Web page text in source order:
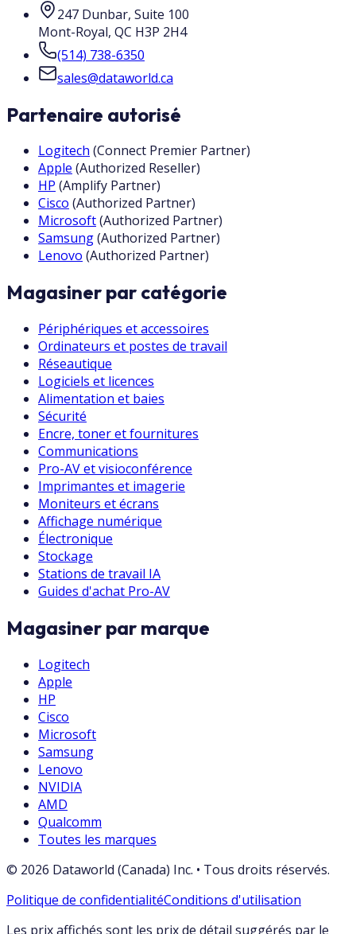
247 Dunbar, Suite 100
Mont-Royal, QC H3P 2H4
(514) 738-6350
sales@dataworld.ca
Partenaire autorisé
Logitech (Connect Premier Partner)
Apple (Authorized Reseller)
HP (Amplify Partner)
Cisco (Authorized Partner)
Microsoft(Authorized Partner)
Samsung(Authorized Partner)
Lenovo (Authorized Partner)
Magasiner par catégorie
Périphériques et accessoires
Ordinateurs et postes de travail
Réseautique
Logiciels et licences
Alimentation et baies
Sécurité
Encre, toner et fournitures
Communications
Pro-AV et visioconférence
Imprimantes et imagerie
Moniteurs et écrans
Affichage numérique
Électronique
Stockage
Stations de travail IA
Guides d'achat Pro-AV
Magasiner par marque
Logitech
Apple
HP
Cisco
Microsoft
Samsung
Lenovo
NVIDIA
AMD
Qualcomm
Toutes les marques
© 2026 Dataworld (Canada) Inc. • Tous droits réservés.
Politique de confidentialitéConditions d'utilisation
Les prix affichés sont les prix de détail suggérés par le